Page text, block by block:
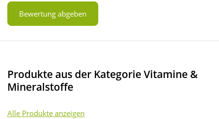
Bewertung abgeben
Produkte aus der Kategorie Vitamine &
Mineralstoffe
Alle Produkte anzeigen